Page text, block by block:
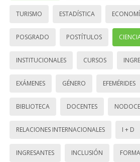
TURISMO ESTADÍSTICA
POSGRADO POSTÍTULOS
INSTITUCIONALES CURSOS
EXÁMENES GÉNERO EFEMÉRIDES
BIBLIOTECA DOCENTES
RELACIONES INTERNACIONALES I + D
INGRESANTES INCLUSIÓN